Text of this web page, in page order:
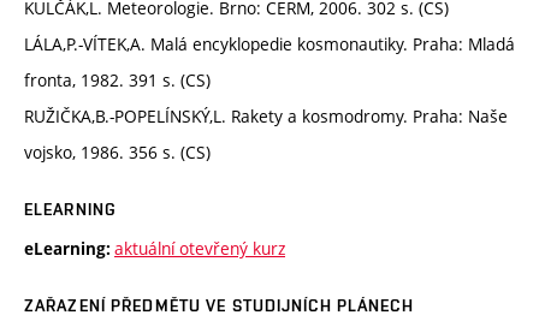
KULČÁK,L. Meteorologie. Brno: CERM, 2006. 302 s. (CS)
LÁLA,P.-VÍTEK,A. Malá encyklopedie kosmonautiky. Praha: Mladá
fronta, 1982. 391 s. (CS)
RUŽIČKA,B.-POPELÍNSKÝ,L. Rakety a kosmodromy. Praha: Naše
vojsko, 1986. 356 s. (CS)
ELEARNING
eLearning: aktuální otevřený kurz
ZAŘAZENÍ PŘEDMĚTU VE STUDIJNÍCH PLÁNECH